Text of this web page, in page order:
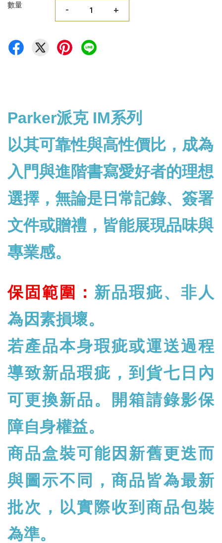
數量 - +
Parker派克 IM系列
以其可靠性與高性價比，成為
入門與進階書寫愛好者的理想
選擇，無論是日常記錄、簽署
文件或贈禮，皆能展現品味與
專業感。
保固範圍： 新品瑕疵、非人
為因素損壞。
若產品本身瑕疵或運送過程
導致新品瑕疵，到貨七日內
可更換新品。開箱請錄影保
障自身權益。
商品盒裝可能因新舊更迭而
與圖示不同，商品皆為最新
批次，以實際收到商品包裝
為準。